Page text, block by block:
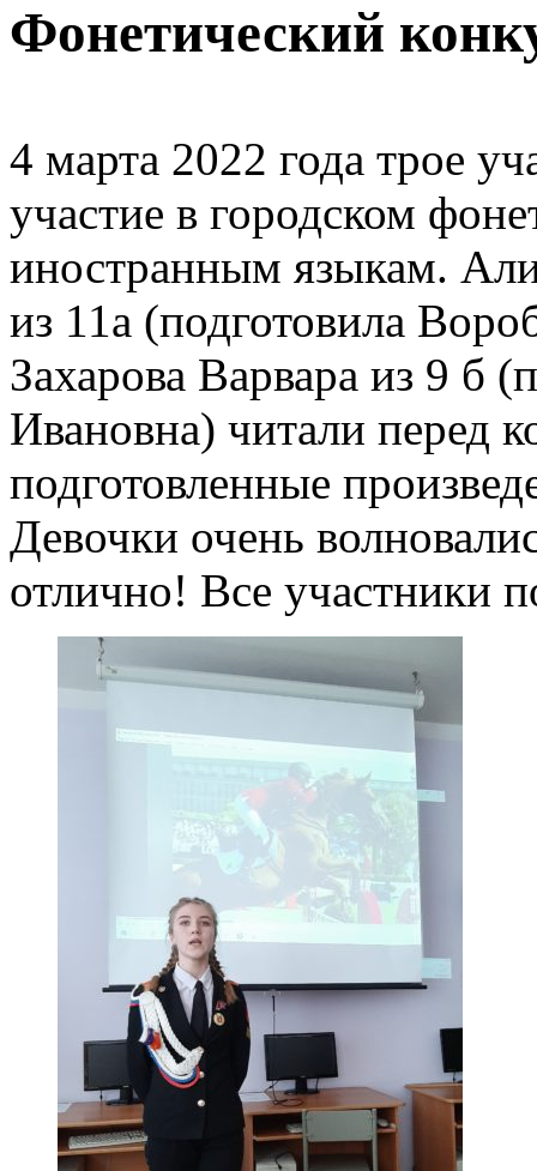
Фонетический
4 марта 2022 года трое
участие в городском
иностранным языкам.
из 11а (подготовила
Захарова Варвара из 9 б
Ивановна) читали перед
подготовленные
Девочки очень
отлично! Все участники